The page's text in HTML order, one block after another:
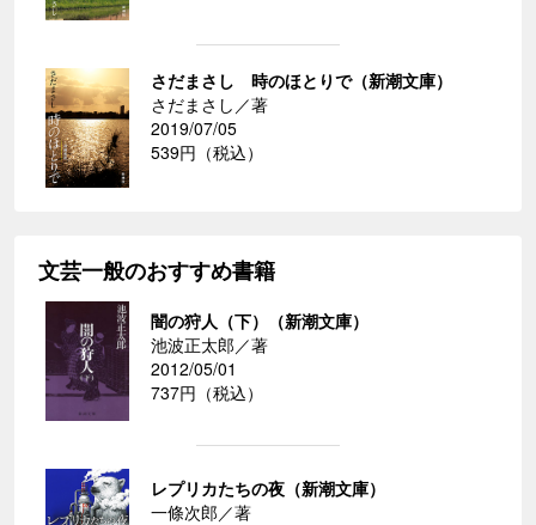
さだまさし 時のほとりで（新潮文庫）
さだまさし／著
2019/07/05
539円（税込）
文芸一般のおすすめ書籍
闇の狩人（下）（新潮文庫）
池波正太郎／著
2012/05/01
737円（税込）
レプリカたちの夜（新潮文庫）
一條次郎／著